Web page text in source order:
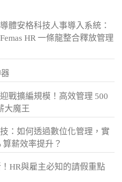
體安格科技人事導入系統：
HR 一條龍整合釋放管理
戰擴編規模！高效管理 500
大魔王
：如何透過數位化管理，實
薪效率提升？
HR與雇主必知的請假重點